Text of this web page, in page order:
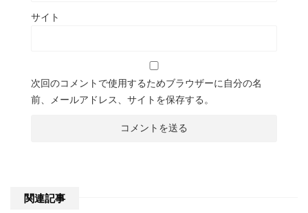
サイト
次回のコメントで使用するためブラウザーに自分の名
前、メールアドレス、サイトを保存する。
関連記事